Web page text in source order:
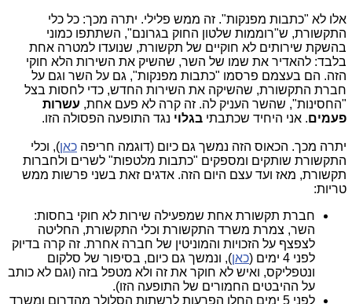
אלו לא "כתבות מפנקות". זה ממש פלילי. יתרה מכך: כל כלי
התקשורת, ש"רוממות שלטון החוק בגרונם", השתתפו כמוני
בהשקת שירותים לא חוקיים של תקשורת, שנועדו למטרה אחת
בלבד: להאדיר את שמו של השר, שהשיק את השירות הלא חוקי
הזה. הם בעצמם פרסמו "כתבות מפנקות", גם על השר וגם על
חברת התקשורת, שהשיקה את השירות החדש, כדי לחסות בצל
"החסינות", שהשר העניק לה. זה קרה לא פעם אחת, עשרות
פעמים. אני היחיד שכתבתי בגלוי נגד התופעה הפסולה הזו.
יתרה מכך. הכאוס הזה נמשך גם כיום (דוגמה חריפה כאן), וכלי
התקשורת שותקים ומספקים "כתבות מלטפות" לשרים ולחברות
תקשורת, מאז ועד עצם היום הזה. אדגים זאת בשני פרשות ממש
טריות:
חברת תקשורת אחת שמפעילה שירות לא חוקי בחסות:
השר, צמרת משרד התקשורת וכלי התקשורת, החליטה
לצפצף על הזכויות והמוניטין של חברה אחרת. זה קרה בדיוק
לפני 4 ימים (
כאן), ונמשך גם כיום, בסיפור של סלקום
ונטפליקס, ואיש לא חוקר את זה ולא מטפל בזה (וגם לא כותב
על ההיבטים החמורים של התופעה הזו).
לפני 5 ימים החלו הפרעות לרשתות הסלולר מהדרום ומשרד